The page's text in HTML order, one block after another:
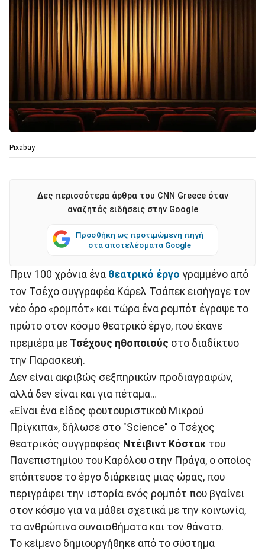
Pixabay
Δες περισσότερα άρθρα του CNN Greece όταν
αναζητάς ειδήσεις στην Google
Προσθήκη ως προτιμώμενη πηγή
στα αποτελέσματα Google
Πριν 100 χρόνια ένα θεατρικό έργο γραμμένο από
τον Τσέχο συγγραφέα Κάρελ Τσάπεκ εισήγαγε τον
νέο όρο «ρομπότ» και τώρα ένα ρομπότ έγραψε το
πρώτο στον κόσμο θεατρικό έργο, που έκανε
πρεμιέρα με Τσέχους ηθοποιούς στο διαδίκτυο
την Παρασκευή.
Δεν είναι ακριβώς σεξπηρικών προδιαγραφών,
αλλά δεν είναι και για πέταμα…
«Είναι ένα είδος φουτουριστικού Μικρού
Πρίγκιπα», δήλωσε στο "Science" ο Τσέχος
θεατρικός συγγραφέας Ντέιβιντ Κόστακ του
Πανεπιστημίου του Καρόλου στην Πράγα, ο οποίος
επόπτευσε το έργο διάρκειας μιας ώρας, που
περιγράφει την ιστορία ενός ρομπότ που βγαίνει
στον κόσμο για να μάθει σχετικά με την κοινωνία,
τα ανθρώπινα συναισθήματα και τον θάνατο.
Το κείμενο δημιουργήθηκε από το σύστημα